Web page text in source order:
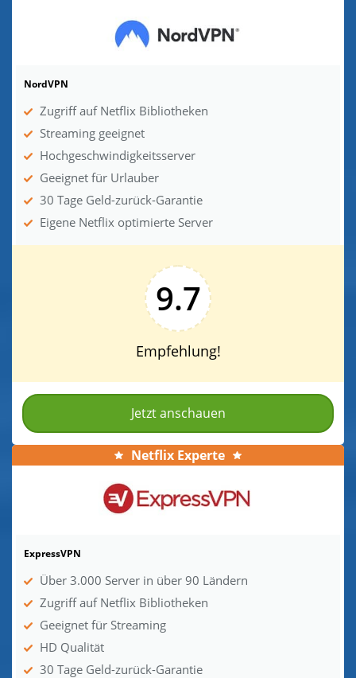
NordVPN
Zugriff auf Netflix Bibliotheken
Streaming geeignet
Hochgeschwindigkeitsserver
Geeignet für Urlauber
30 Tage Geld-zurück-Garantie
Eigene Netflix optimierte Server
9.7
Empfehlung!
Jetzt anschauen
Netflix Experte
ExpressVPN
Über 3.000 Server in über 90 Ländern
Zugriff auf Netflix Bibliotheken
Geeignet für Streaming
HD Qualität
30 Tage Geld-zurück-Garantie